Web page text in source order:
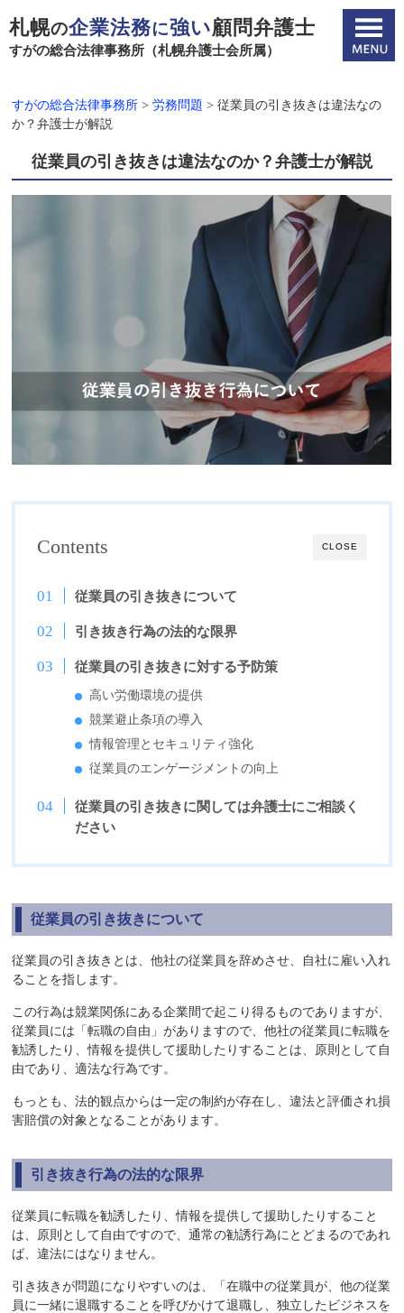
札幌の企業法務に強い顧問弁護士
すがの総合法律事務所（札幌弁護士会所属）
すがの総合法律事務所 >労務問題 >従業員の引き抜きは違法なの
か？弁護士が解説
従業員の引き抜きは違法なのか？弁護士が解説
CLOSE
Contents
従業員の引き抜きについて
引き抜き行為の法的な限界
従業員の引き抜きに対する予防策
高い労働環境の提供
競業避止条項の導入
情報管理とセキュリティ強化
従業員のエンゲージメントの向上
従業員の引き抜きに関しては弁護士にご相談く
ださい
従業員の引き抜きについて
従業員の引き抜きとは、他社の従業員を辞めさせ、自社に雇い入れ
ることを指します。
この行為は競業関係にある企業間で起こり得るものでありますが、
従業員には「転職の自由」がありますので、他社の従業員に転職を
勧誘したり、情報を提供して援助したりすることは、原則として自
由であり、適法な行為です。
もっとも、法的観点からは一定の制約が存在し、違法と評価され損
害賠償の対象となることがあります。
引き抜き行為の法的な限界
従業員に転職を勧誘したり、情報を提供して援助したりすること
は、原則として自由ですので、通常の勧誘行為にとどまるのであれ
ば、違法にはなりません。
引き抜きが問題になりやすいのは、「在職中の従業員が、他の従業
員に一緒に退職することを呼びかけて退職し、独立したビジネスを